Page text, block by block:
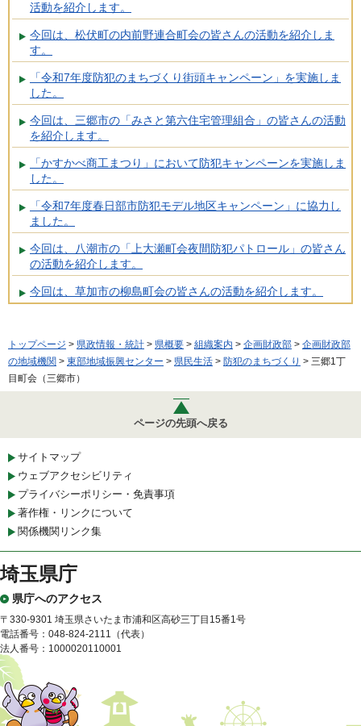
活動を紹介します。
今回は、松伏町の内前野連合町会の皆さんの活動を紹介しま
す。
「令和7年度防犯のまちづくり街頭キャンペーン」を実施しま
した。
今回は、三郷市の「みさと第六住宅管理組合」の皆さんの活動
を紹介します。
「かすかべ商工まつり」において防犯キャンペーンを実施しま
した。
「令和7年度春日部市防犯モデル地区キャンペーン」に協力し
ました。
今回は、八潮市の「上大瀬町会夜間防犯パトロール」の皆さん
の活動を紹介します。
今回は、草加市の柳島町会の皆さんの活動を紹介します。
トップページ > 県政情報・統計 > 県概要 > 組織案内 > 企画財政部 > 企画財政部
の地域機関 > 東部地域振興センター > 県民生活 > 防犯のまちづくり > 三郷1丁
目町会（三郷市）
ページの先頭へ戻る
サイトマップ
ウェブアクセシビリティ
プライバシーポリシー・免責事項
著作権・リンクについて
関係機関リンク集
埼玉県庁
県庁へのアクセス
〒330-9301 埼玉県さいたま市浦和区高砂三丁目15番1号
電話番号：048-824-2111（代表）
法人番号：1000020110001